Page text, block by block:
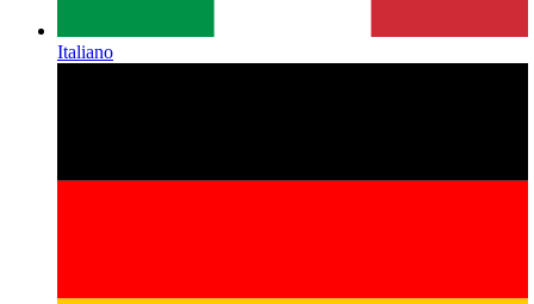
Italiano